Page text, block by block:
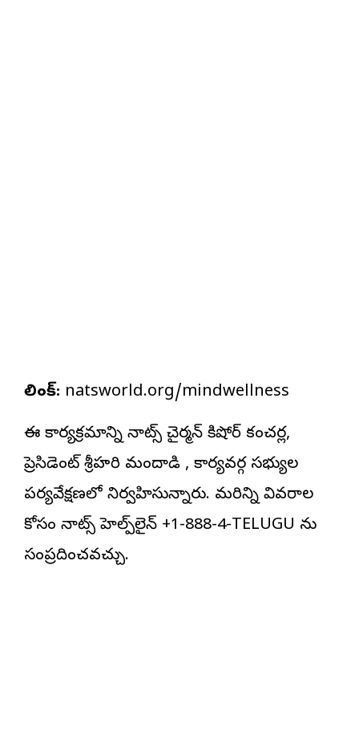
లింక్: natsworld.org/mindwellness
ఈ కార్యక్రమాన్ని నాట్స్ చైర్మన్ కిషోర్ కంచర్ల,
ప్రెసిడెంట్ శ్రీహరి మందాడి , కార్యవర్గ సభ్యుల
పర్యవేక్షణలో నిర్వహిస్తున్నారు. మరిన్ని వివరాల
కోసం నాట్స్ హెల్ప్‌లైన్ +1-888-4-TELUGU ను
సంప్రదించవచ్చు.